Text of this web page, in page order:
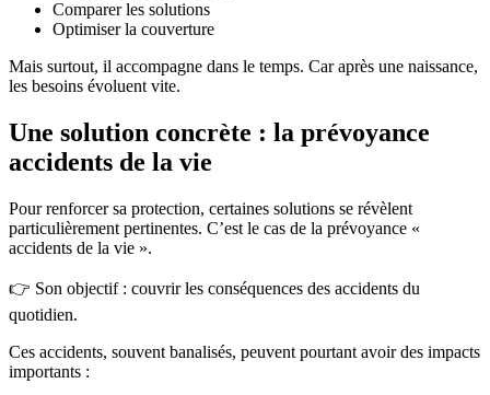
Comparer les solutions
Optimiser la couverture
Mais surtout, il accompagne dans le temps. Car après une naissance,
les besoins évoluent vite.
Une solution concrète : la prévoyance
accidents de la vie
Pour renforcer sa protection, certaines solutions se révèlent
particulièrement pertinentes. C’est le cas de la prévoyance «
accidents de la vie ».
👉 Son objectif : couvrir les conséquences des accidents du
quotidien.
Ces accidents, souvent banalisés, peuvent pourtant avoir des impacts
importants :